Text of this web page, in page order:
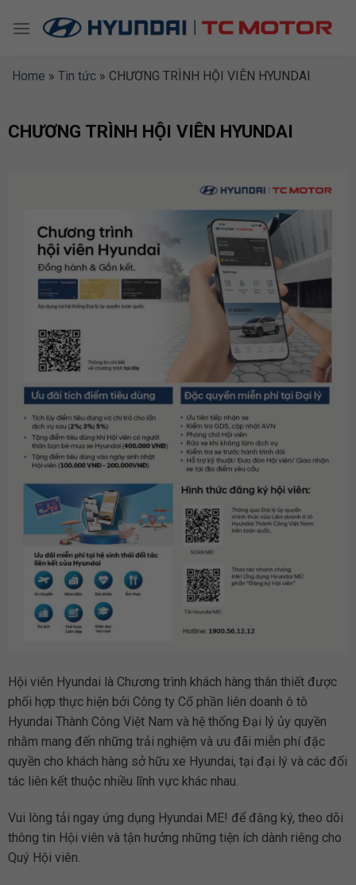
Home » Tin tức » CHƯƠNG TRÌNH HỘI VIÊN HYUNDAI
CHƯƠNG TRÌNH HỘI VIÊN HYUNDAI
Hội viên Hyundai là Chương trình khách hàng thân thiết được
phối hợp thực hiện bởi Công ty Cổ phần liên doanh ô tô
Hyundai Thành Công Việt Nam và hệ thống Đại lý ủy quyền
nhằm mang đến những trải nghiệm và ưu đãi miễn phí đặc
quyền cho khách hàng sở hữu xe Hyundai, tại đại lý và các đối
tác liên kết thuộc nhiều lĩnh vực khác nhau.
Vui lòng tải ngay ứng dụng Hyundai ME! để đăng ký, theo dõi
thông tin Hội viên và tận hưởng những tiện ích dành riêng cho
Quý Hội viên.